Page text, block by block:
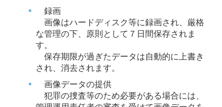
録画
画像はハードディスク等に録画され、厳格
な管理の下、原則として７日間保存されま
す。
保存期限が過ぎたデータは自動的に上書き
され、消去されます。
画像データの提供
犯罪の捜査等のため必要がある場合には、